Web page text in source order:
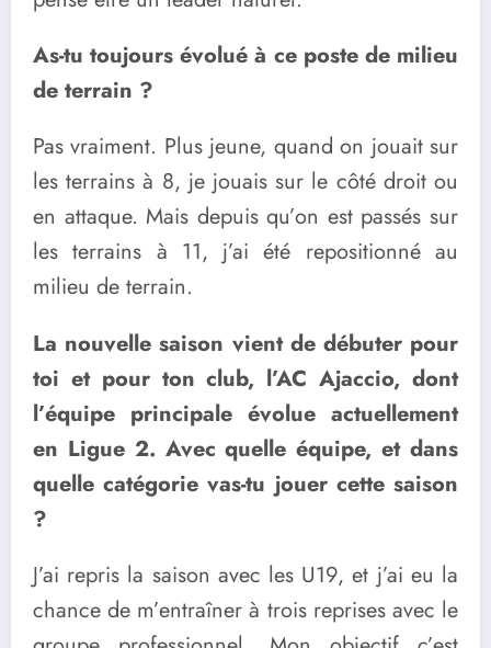
As-tu toujours évolué à ce poste de milieu
de terrain ?
Pas vraiment. Plus jeune, quand on jouait sur
les terrains à 8, je jouais sur le côté droit ou
en attaque. Mais depuis qu’on est passés sur
les terrains à 11, j’ai été repositionné au
milieu de terrain.
La nouvelle saison vient de débuter pour
toi et pour ton club, l’AC Ajaccio, dont
l’équipe principale évolue actuellement
en Ligue 2. Avec quelle équipe, et dans
quelle catégorie vas-tu jouer cette saison
?
J’ai repris la saison avec les U19, et j’ai eu la
chance de m’entraîner à trois reprises avec le